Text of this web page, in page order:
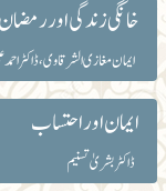
خانگی زندگی اور
ایمان مغازی الشرقاوی، ڈاکٹر احمد
ایمان اور احتساب
ڈاکٹر بشریٰ تسنیم